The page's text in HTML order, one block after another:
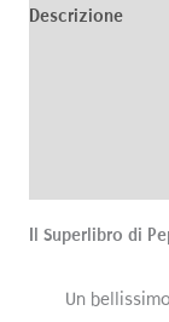
Descrizione
Il Superlibro di
Un